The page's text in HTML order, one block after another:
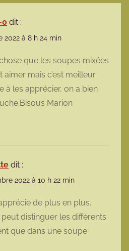
0 dit :
2022 à 8 h 24 min
que les soupes mixées
aimer mais c’est meilleur
à les apprécier, on a bien
Marion
dit :
2022 à 10 h 22 min
de plus en plus.
distinguer les différents
que dans une soupe